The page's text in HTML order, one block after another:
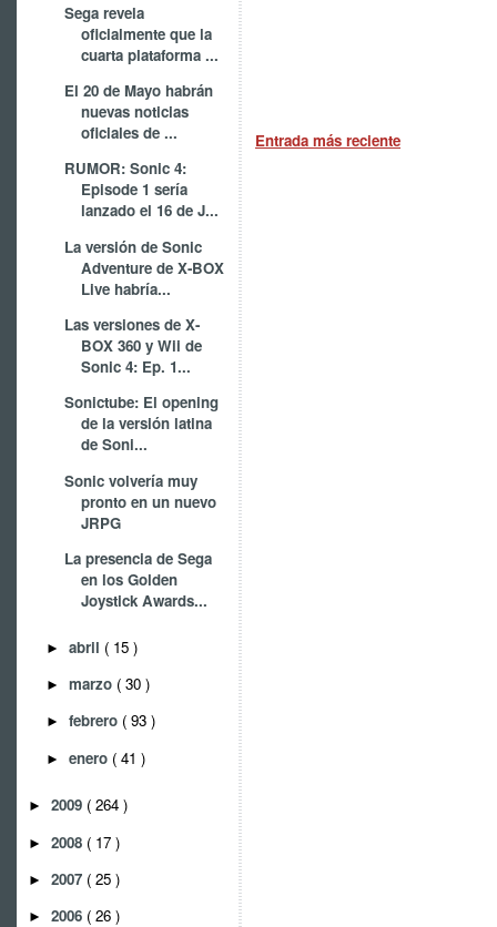
Sega revela
oficialmente que la
cuarta plataforma ...
El 20 de Mayo habrán
nuevas noticias
oficiales de ...
RUMOR: Sonic 4:
Episode 1 sería
lanzado el 16 de J...
La versión de Sonic
Adventure de X-BOX
Live habría...
Las versiones de X-
BOX 360 y Wii de
Sonic 4: Ep. 1...
Sonictube: El opening
de la versión latina
de Soni...
Sonic volvería muy
pronto en un nuevo
JRPG
La presencia de Sega
en los Golden
Joystick Awards...
► abril ( 15 )
► marzo ( 30 )
► febrero ( 93 )
► enero ( 41 )
► 2009 ( 264 )
► 2008 ( 17 )
► 2007 ( 25 )
► 2006 ( 26 )
Entrada más reciente